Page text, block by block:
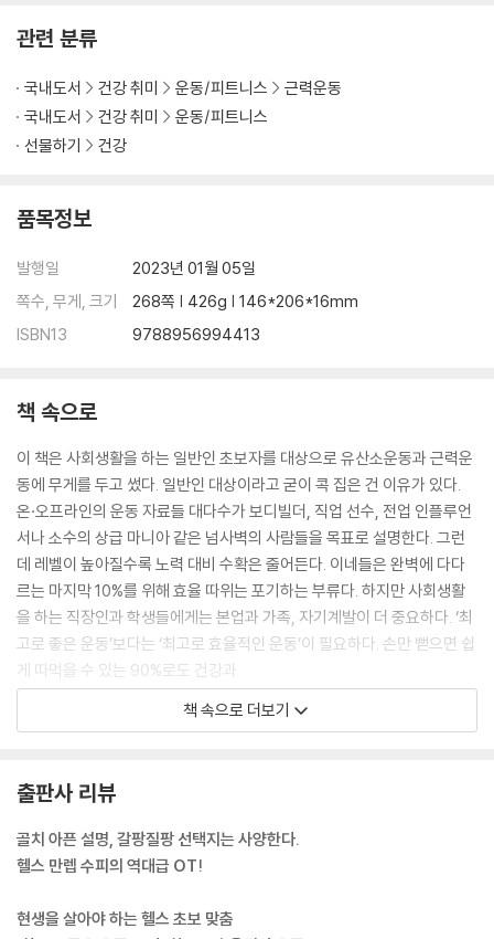
는 사람이 아니다 | 오지라퍼 | 헬스장 전세 냈냐? | 이해 불가
4강 | 근력운동, 맨땅에 헤딩하기
일단 밑밥부터 깔고 시작
동할까?
중량과 횟수의 함수 156 | 몇 세트를 운동해야 한 티가 나려나? 159 | 주당
몇 번 운동할까? 161 | 전 언제 초보 딱지를 떼는 건가요? 162
예습 끝, 도장 깨러 가자!(feat. 운동 프로그램)
이 메인인데 헬스장 운동을 어떻게 하죠?
5강 | 애증의 유산소운동
유산소운동, 이걸 해? 말아?
힘든 유산소운동, 안 할 방법 없을까? | 심박수는 내가 저질체력인지 안다
| LISS vs 인터벌 방식
유산소 패밀리
걷기와 달리기 | 계단과 경사지 운동 | 수영 | 자전거 | 댄스 | 유산소운동은
에너지를 얼마나 소모할까?
잡다한 궁금증(Q&A)
근력운동 직후엔 왜 더 근육질처럼 보일까? | 근육통을 어찌할까? | 가벼
운 운동이 살이 잘 빠진다고라? | 근육을 만드는 데 며칠이나 걸릴까요? |
될까? | 운동하는 부위의 지방이 탄다고?
6강 | 무얼 얼마나 먹을까?
근육의 원료, 단백질 | 1순위 연료, 탄수화물 | 저장용 연료, 지방
관련 분류
국내도서 건강 취미 운동/피트니스
근력운동
국내도서
건강 취미
운동/피트니스
선물하기
건강
품목정보
발행일
2023년 01월 05일
쪽수, 무게, 크기
268쪽 | 426g | 146*206*16mm
ISBN13
9788956994413
책 속으로
이 책은 사회생활을 하는 일반인 초보자를 대상으로 유산소운동과 근력운
동에 무게를 두고 썼다. 일반인 대상이라고 굳이 콕 집은 건 이유가 있다.
온·오프라인의 운동 자료들 대다수가 보디빌더, 직업 선수, 전업 인플루언
서나 소수의 상급 마니아 같은 넘사벽의 사람들을 목표로 설명한다. 그런
데 레벨이 높아질수록 노력 대비 수확은 줄어든다. 이네들은 완벽에 다다
르는 마지막 10%를 위해 효율 따위는 포기하는 부류다. 하지만 사회생활
을 하는 직장인과 학생들에게는 본업과 가족, 자기계발이 더 중요하다. ‘최
고로 좋은 운동’보다는 ‘최고로 효율적인 운동’이 필요하다. 손만 뻗으면 쉽
게 따먹을 수 있는 90%로도 건강과
체력, 남들 앞에서 뽐낼 수준의 몸을 갖기에 부족함이 없다.
--- 「머리말 | 일단 읽고 시작하자」 중에서
다. 운동을 안 했던 사람은 하루 10분 운동으로도 인생을 바꿀 수 있다. 하
지만 두 시간 운동하던 일반인이 세 시간으로 늘려봤자 몸만 축난다. 우리
는 0.1% 차이에 몇 시간이고 투자해 메달 색깔을 바꿔야 하는 직업 선수가
잠을 더 자는 게 낫다. 그래서 일반인의 운동은 효율을 따져야 한다는 거다.
책 속으로 더보기
출판사 리뷰
골치 아픈 설명, 갈팡질팡 선택지는 사양한다.
헬스 만렙 수피의 역대급 OT!
현생을 살아야 하는 헬스 초보 맞춤